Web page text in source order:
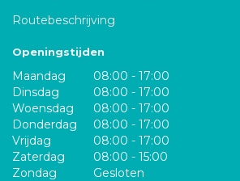
Routebeschrijving
Openingstijden
Maandag
08:00 - 17:00
Dinsdag
08:00 - 17:00
Woensdag
08:00 - 17:00
Donderdag
08:00 - 17:00
Vrijdag
08:00 - 17:00
Zaterdag
08:00 - 15:00
Zondag
Gesloten